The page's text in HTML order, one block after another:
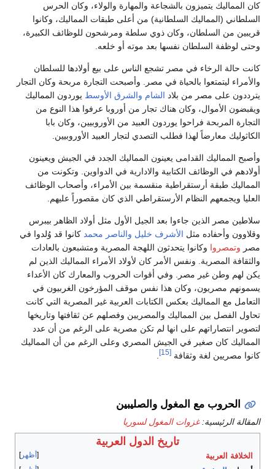
كان المماليك يتميزون بالشجاعة والمهارة والولاء، وكان الحرس
السلطاني (المماليك السلطانية) من أعلى طبقات المماليك، وكانوا
قريبين من السلطان، وكان ذوي سلطة ومرشحون للوظائف الكبيرة،
وحتى لوظفة السلطان نفسها بعد موته أو خلعه.
كانت حالة الرخاء في مصر تشجع الناس على بيع أولادها للسلطان
والأمراء ليتمتعوا بالحياة في مصر. وأصبحت التجارة مربحة وكان التجار
يترددون على مصر من بلاد الشام والشرق الأوسط يوردون المماليك
ويقبضون الأموال، وكان هناك تجار من أوروبا عرفوا هذا النوع من
التجارة المربحة فراحوا يوردون العبيد من الأوروبيين، وكان بابا
الكاثوليك معارضاً لهذا فطلب التصدي لتجار العبيد الأوروبيين.
وأصبح المماليك القدامى يعينون المماليك الجدد في الجيش ويعينون
أولادهم في الوظائف الكتابية والادارية في الدواوين. وتكونت من
المماليك طبقة أرستقراطية منقسمة بين الأمراء، وأصحاب الوظائف
العليا ويجمعهم النظام الأرستقراطي الذي كان مقصوراً عليهم.
سلاطين مصر الذين جاءوا بعد الجيل الأول مثل أولاد الظاهر بيبرس
وقلاوون وأحفاده مثل الأشرف خليل والناصر محمد كانوا قد وُلدوا في
مصر وتمصروا وكانوا يتحدثون اللهجة المصرية ومتشبعون بالعادات
والثقافة المصرية. ونفس الأمر كان لأولاد الأمراء المماليك الذين لم
يكن لهم وطن غير مصر. وفي أقوات الحروب والمعارك كان الأعداء
يسمونهم مصريون، وكان هذا نفس موقف المؤرخون الغربيون في
التعامل مع المماليك بعكس الكتابات العربية غير المصرية التي كانت
تحاول الفصل بين المماليك والمصريين وفصلهم عن ثقافتها وتاريخها
لتصوير انتصاراتهم على انها لم تكن مصرية على الرغم من أن عدد
المماليك كان صغير في الجيش المصري وعلى الرغم من أن المماليك
كانوا مصريين لغة وثقافة [15]
الحروب مع المغول والصليبين
المقالة الرئيسية:غزوات المغول لسوريا
تاريخ الدول العربية
أظهر الخلافة العربية